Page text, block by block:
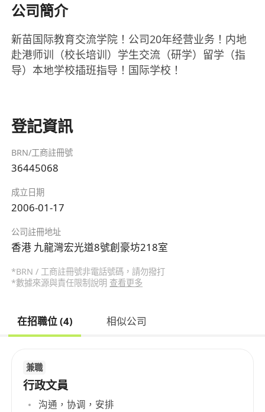
公司簡介
新苗国际教育交流学院！公司20年经营业务！内地
赴港师训（校长培训）学生交流（研学）留学（指
导）本地学校插班指导！国际学校！
登記資訊
BRN/工商註冊號
36445068
成立日期
2006-01-17
公司註冊地址
香港 九龍灣宏光道8號創豪坊218室
*BRN / 工商註冊號非電話號碼，請勿撥打
*數據來源與責任限制說明 查看更多
在招職位 (4) 相似公司
兼職
行政文員
沟通，协调，安排